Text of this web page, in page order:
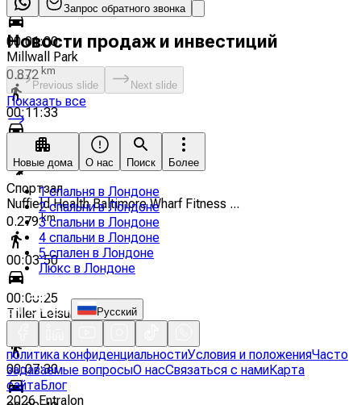
00:09:08
00:01:00
Millwall Park
0.872km
00:11:33
00:01:15
Спортзал
Nuffield Health Baltimore Wharf Fitness ...
0.279km
00:03:50
00:00:25
Tiller Leisure Centre
00:07:30
Запрос обратного звонка
Новости продаж и инвестиций
Previous slide Next slide
Показать все
Новые дома О нас Поиск Более
1 спальня в Лондоне
2 спальни в Лондоне
3 спальни в Лондоне
4 спальни в Лондоне
5 спален в Лондоне
Люкс в Лондоне
Русский
политика конфиденциальностиУсловия и положенияЧасто
задаваемые вопросыО насСвязаться с намиКарта
сайтаБлог
2026Entralon